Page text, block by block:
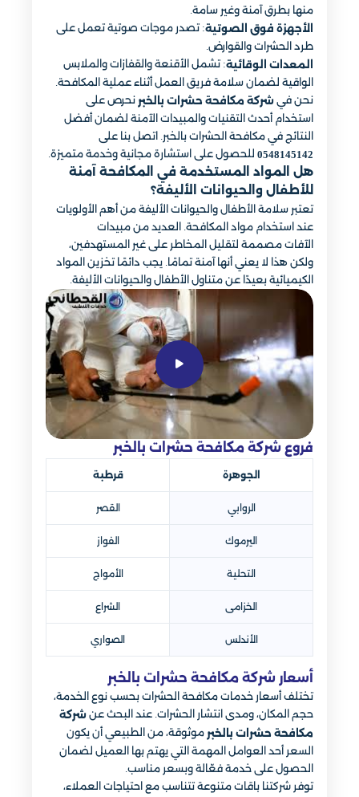
منها بطرق آمنة وغير سامة.
الأجهزة فوق الصوتية: تصدر موجات صوتية تعمل على
طرد الحشرات والقوارض.
المعدات الوقائية: تشمل الأقنعة والقفازات والملابس
الواقية لضمان سلامة فريق العمل أثناء عملية المكافحة.
نحن في شركة مكافحة حشرات بالخبر نحرص على
استخدام أحدث التقنيات والمبيدات الآمنة لضمان أفضل
النتائج في مكافحة الحشرات بالخبر. اتصل بنا على
0548145142 للحصول على استشارة مجانية وخدمة متميزة.
هل المواد المستخدمة في المكافحة آمنة
للأطفال والحيوانات الأليفة؟
تعتبر سلامة الأطفال والحيوانات الأليفة من أهم الأولويات
عند استخدام مواد المكافحة. العديد من مبيدات
الآفات مصممة لتقليل المخاطر على غير المستهدفين،
ولكن هذا لا يعني أنها آمنة تمامًا. يجب دائمًا تخزين المواد
الكيميائية بعيدًا عن متناول الأطفال والحيوانات الأليفة.
فروع شركة مكافحة حشرات بالخبر​
الجوهرة قرطبة
الروابي القصر
اليرموك الفواز
التحلية الأمواج
الخزامى الشراع
الأندلس الصواري
أسعار شركة مكافحة حشرات بالخبر​
تختلف أسعار خدمات مكافحة الحشرات بحسب نوع الخدمة،
حجم المكان، ومدى انتشار الحشرات. عند البحث عن شركة
مكافحة حشرات بالخبر موثوقة، من الطبيعي أن يكون
السعر أحد العوامل المهمة التي يهتم بها العميل لضمان
الحصول على خدمة فعّالة وبسعر مناسب.
توفر شركتنا باقات متنوعة تتناسب مع احتياجات العملاء،